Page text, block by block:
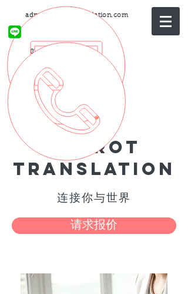
PARROT
TRANSLATION
admin@parrot-translation.com
081-401-3449
请求报价
连接你与世界